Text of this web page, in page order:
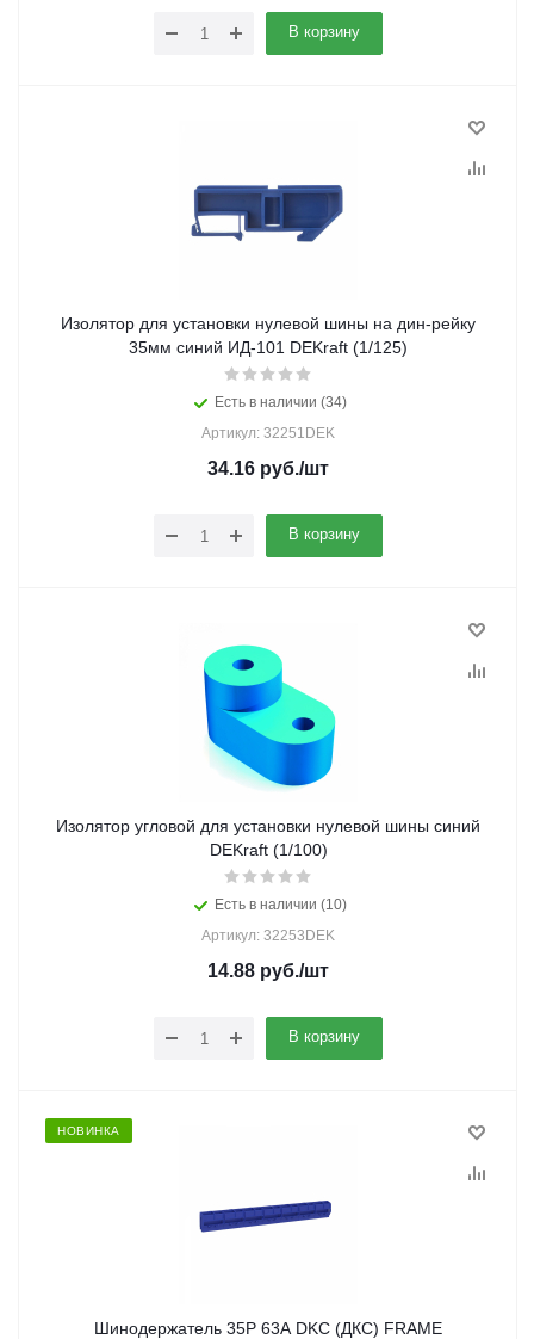
В корзину
Изолятор для установки нулевой шины на дин-рейку
35мм синий ИД-101 DEKraft (1/125)
Есть в наличии (34)
Артикул: 32251DEK
34.16 руб./шт
В корзину
Изолятор угловой для установки нулевой шины синий
DEKraft (1/100)
Есть в наличии (10)
Артикул: 32253DEK
14.88 руб./шт
В корзину
НОВИНКА
Шинодержатель 35P 63А DKC (ДКС) FRAME